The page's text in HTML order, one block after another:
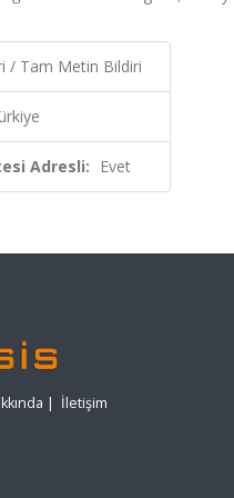
/ Tam Metin Bildiri
Adresli: Evet
| İletişim